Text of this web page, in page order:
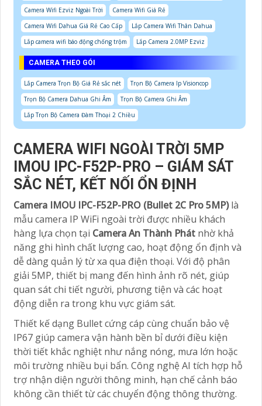
Camera Wifi Ezviz Ngoài Trời
Camera Wifi Giá Rẻ
Camera Wifi Dahua Giá Rẻ Cao Cấp
Lắp Camera Wifi Thân Dahua
Lắp camera wifi báo động chống trộm
Lắp Camera 2.0MP Ezviz
CAMERA THEO GÓI
Lắp Camera Trọn Bộ Giá Rẻ sắc nét
Trọn Bộ Camera Ip Visioncop
Trọn Bộ Camera Dahua Ghi Âm
Trọn Bộ Camera Ghi Âm
Lắp Trọn Bộ Camera Đàm Thoại 2 Chiều
CAMERA WIFI NGOÀI TRỜI 5MP
IMOU IPC-F52P-PRO – GIÁM SÁT
SẮC NÉT, KẾT NỐI ỔN ĐỊNH
Camera IMOU IPC-F52P-PRO (Bullet 2C Pro 5MP)là
mẫu camera IP WiFi ngoài trời được nhiều khách
hàng lựa chọn tại Camera An Thành Phát nhờ khả
năng ghi hình chất lượng cao, hoạt động ổn định và
dễ dàng quản lý từ xa qua điện thoại. Với độ phân
giải 5MP, thiết bị mang đến hình ảnh rõ nét, giúp
quan sát chi tiết người, phương tiện và các hoạt
động diễn ra trong khu vực giám sát.
Thiết kế dạng Bullet cứng cáp cùng chuẩn bảo vệ
IP67 giúp camera vận hành bền bỉ dưới điều kiện
thời tiết khắc nghiệt như nắng nóng, mưa lớn hoặc
môi trường nhiều bụi bẩn. Công nghệ AI tích hợp hỗ
trợ nhận diện người thông minh, hạn chế cảnh báo
không cần thiết từ các chuyển động thông thường.